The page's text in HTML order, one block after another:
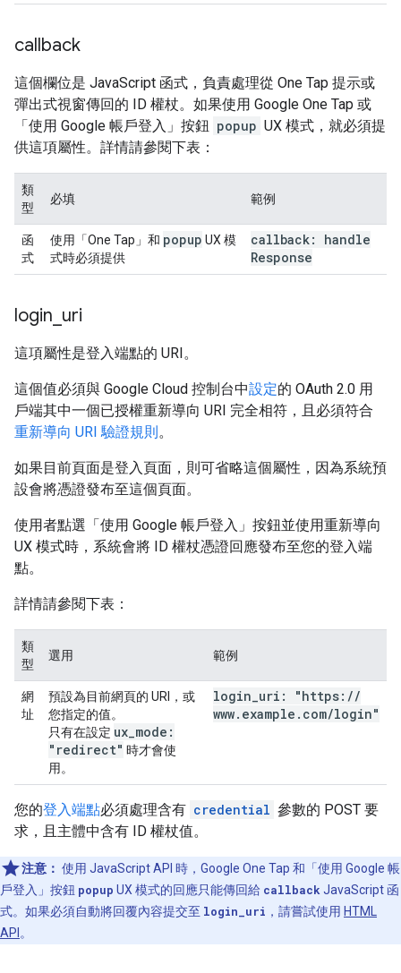
callback
這個欄位是 JavaScript 函式，負責處理從 One Tap 提示或
彈出式視窗傳回的 ID 權杖。如果使用 Google One Tap 或
「使用 Google 帳戶登入」按鈕 popup UX 模式，就必須提
供這項屬性。詳情請參閱下表：
類
型
必填 範例
函
式
使用「One Tap」和 popup UX 模
式時必須提供
callback: handle
Response
login uri
這項屬性是登入端點的 URI。
這個值必須與 Google Cloud 控制台中設定的 OAuth 2.0 用
戶端其中一個已授權重新導向 URI 完全相符，且必須符合
重新導向 URI 驗證規則。
如果目前頁面是登入頁面，則可省略這個屬性，因為系統預
設會將憑證發布至這個頁面。
使用者點選「使用 Google 帳戶登入」按鈕並使用重新導向
UX 模式時，系統會將 ID 權杖憑證回應發布至您的登入端
點。
詳情請參閱下表：
類
型
選用 範例
網
址
預設為目前網頁的 URI，或
您指定的值。
只有在設定 ux mode:
"redirect" 時才會使
用。
login uri: "https: //
www. example . com/login"
您的登入端點必須處理含有 credential 參數的 POST 要
求，且主體中含有 ID 權杖值。
注意： 使用 JavaScript API 時，Google One Tap 和「使用 Google 帳
戶登入」按鈕 popup UX 模式的回應只能傳回給 callback JavaScript 函
式。如果必須自動將回覆內容提交至 login_uri ，請嘗試使用 HTML
API 。